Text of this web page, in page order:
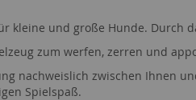
kleine und große Hunde. Durch
zum werfen, zerren und
nachweislich zwischen Ihnen
Spielspaß.